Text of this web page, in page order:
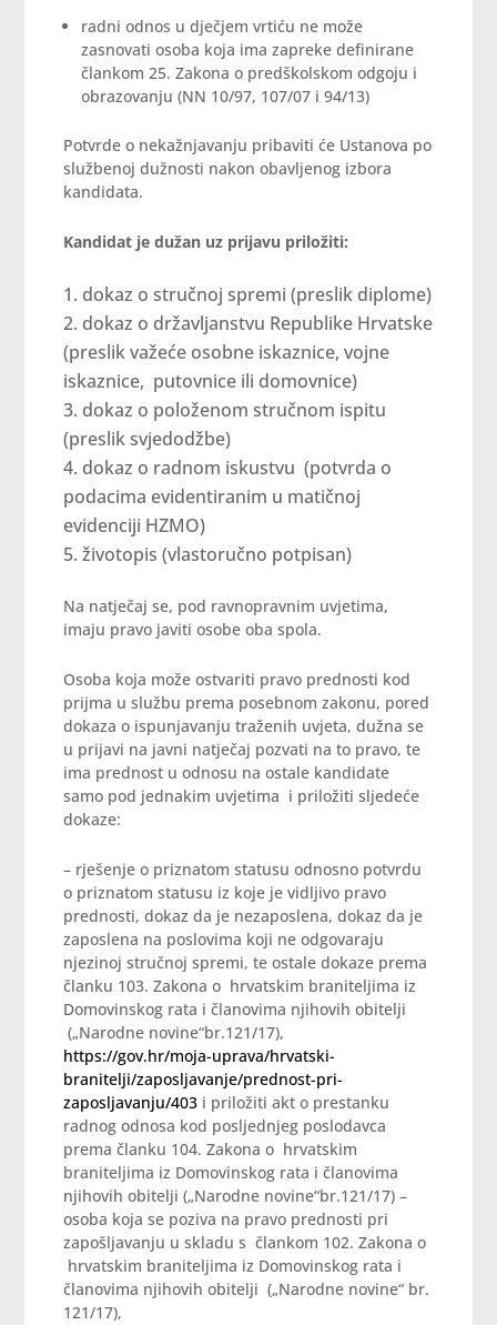
radni odnos u dječjem vrtiću ne može
zasnovati osoba koja ima zapreke definirane
člankom 25. Zakona o predškolskom odgoju i
obrazovanju (NN 10/97, 107/07 i 94/13)
Potvrde o nekažnjavanju pribaviti će Ustanova po
službenoj dužnosti nakon obavljenog izbora
kandidata.
Kandidat je dužan uz prijavu priložiti:
dokaz o stručnoj spremi (preslik diplome)
dokaz o državljanstvu Republike Hrvatske
(preslik važeće osobne iskaznice, vojne
iskaznice, putovnice ili domovnice)
dokaz o položenom stručnom ispitu
(preslik svjedodžbe)
dokaz o radnom iskustvu (potvrda o
podacima evidentiranim u matičnoj
evidenciji HZMO)
životopis (vlastoručno potpisan)
Na natječaj se, pod ravnopravnim uvjetima,
imaju pravo javiti osobe oba spola.
Osoba koja može ostvariti pravo prednosti kod
prijma u službu prema posebnom zakonu, pored
dokaza o ispunjavanju traženih uvjeta, dužna se
u prijavi na javni natječaj pozvati na to pravo, te
ima prednost u odnosu na ostale kandidate
samo pod jednakim uvjetima i priložiti sljedeće
dokaze:
– rješenje o priznatom statusu odnosno potvrdu
o priznatom statusu iz koje je vidljivo pravo
prednosti, dokaz da je nezaposlena, dokaz da je
zaposlena na poslovima koji ne odgovaraju
njezinoj stručnoj spremi, te ostale dokaze prema
članku 103. Zakona o hrvatskim braniteljima iz
Domovinskog rata i članovima njihovih obitelji
(„Narodne novine“br.121/17),
https://gov.hr/moja-uprava/hrvatski-
branitelji/zaposljavanje/prednost-pri-
zaposljavanju/403 i priložiti akt o prestanku
radnog odnosa kod posljednjeg poslodavca
prema članku 104. Zakona o hrvatskim
braniteljima iz Domovinskog rata i članovima
njihovih obitelji („Narodne novine“br.121/17) –
osoba koja se poziva na pravo prednosti pri
zapošljavanju u skladu s člankom 102. Zakona o
hrvatskim braniteljima iz Domovinskog rata i
članovima njihovih obitelji („Narodne novine“ br.
121/17),